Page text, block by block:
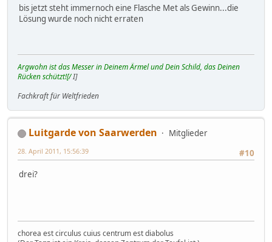
bis jetzt steht immernoch eine Flasche Met als Gewinn...die
Lösung wurde noch nicht erraten
Argwohn ist das Messer in Deinem Ärmel und Dein Schild, das Deinen
Rücken schützt![/I]
Fachkraft für Weltfrieden
Luitgarde von Saarwerden
Mitglieder
#10
28. April 2011, 15:56:39
drei?
chorea est circulus cuius centrum est diabolus